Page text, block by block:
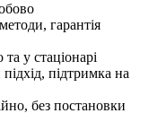
гарантія
у стаціонарі
підтримка на
без постановки